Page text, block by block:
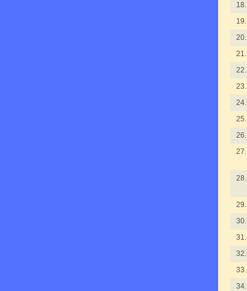
18.
19.
20.
21.
22.
23.
24.
25.
26.
27.
28.
29.
30.
31.
32.
33.
34.